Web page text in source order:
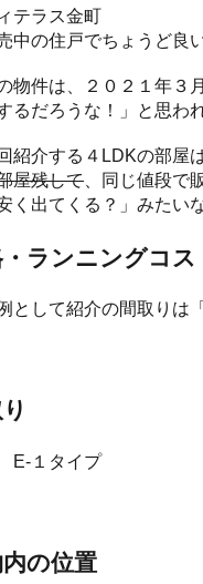
テラス金町
中の住戸でちょうど良
物件は、２０２１年３
るだろうな！」と思わ
紹介する４LDKの部屋
屋残して 、同じ値段
く出てくる？」みたい
ランニングコス
として紹介の間取りは
E-１タイプ
の位置